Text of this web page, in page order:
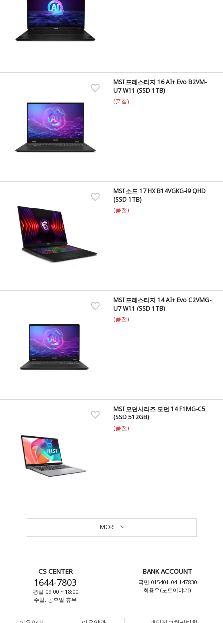
MSI 프레스티지 16 AI+ Evo B2VM-
U7 W11 (SSD 1TB)
(품절)
MSI 소드 17 HX B14VGKG-i9 QHD
(SSD 1TB)
(품절)
MSI 프레스티지 14 AI+ Evo C2VMG-
U7 W11 (SSD 1TB)
(품절)
MSI 모던시리즈 모던 14 F1MG-C5
(SSD 512GB)
(품절)
MORE
CS CENTER
1644-7803
평일 09:00 ~ 18:00
주말, 공휴일 휴무
BANK ACCOUNT
국민 015401-04-147830
최용우(노트이야기)